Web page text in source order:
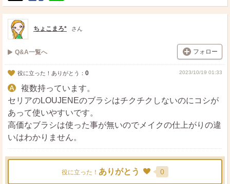
ポ
ス
ト
シ
ェ
送
る
ちょこまろ* さん
Q&A一覧へ フォロー
役に立った！ありがとう： 0 2023/10/19 01:33
複数持っています。
セリアのLOUJENEのブラシはチクチクしないのにコシが
あって使いやすいです。
高価なブラシは使った事が無いのでメイクの仕上がりの違
いはわかりません。
役に立った！ ありがとう 0